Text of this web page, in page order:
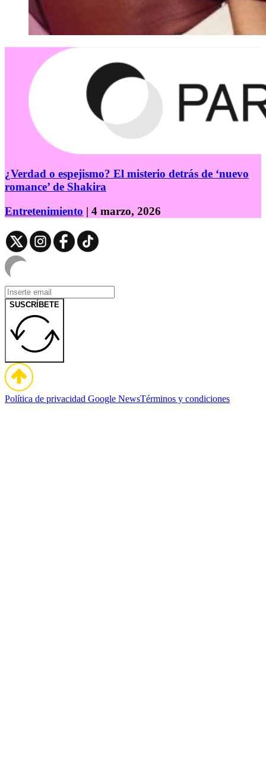
¿Verdad o espejismo? El misterio detrás de ‘nuevo
romance’ de Shakira
Entretenimiento | 4 marzo, 2026
SUSCRÍBETE
Política de privacidad Google NewsTérminos y condiciones